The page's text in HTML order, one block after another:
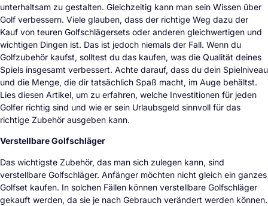
unterhaltsam zu gestalten. Gleichzeitig kann man sein Wissen über
Golf verbessern. Viele glauben, dass der richtige Weg dazu der
Kauf von teuren Golfschlägersets oder anderen gleichwertigen und
wichtigen Dingen ist. Das ist jedoch niemals der Fall. Wenn du
Golfzubehör kaufst, solltest du das kaufen, was die Qualität deines
Spiels insgesamt verbessert. Achte darauf, dass du dein Spielniveau
und die Menge, die dir tatsächlich Spaß macht, im Auge behältst.
Lies diesen Artikel, um zu erfahren, welche Investitionen für jeden
Golfer richtig sind und wie er sein Urlaubsgeld sinnvoll für das
richtige Zubehör ausgeben kann.
Verstellbare Golfschläger
Das wichtigste Zubehör, das man sich zulegen kann, sind
verstellbare Golfschläger. Anfänger möchten nicht gleich ein ganzes
Golfset kaufen. In solchen Fällen können verstellbare Golfschläger
gekauft werden, da sie je nach Gebrauch verändert werden können.